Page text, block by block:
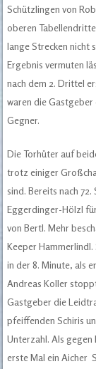
Schützlingen von
oberen
lange Strecken nicht
Ergebnis vermuten
nach dem 2. Drittel
waren die
Gegner.
Die Torhüter auf
trotz einiger
sind. Bereits nach
Eggerdinger-Hölzl
von Bertl. Mehr
Keeper
in der 8. Minute, als
Andreas Koller
Gastgeber die
pfeiffenden Schiris
Unterzahl. Als
erste Mal ein Aicher